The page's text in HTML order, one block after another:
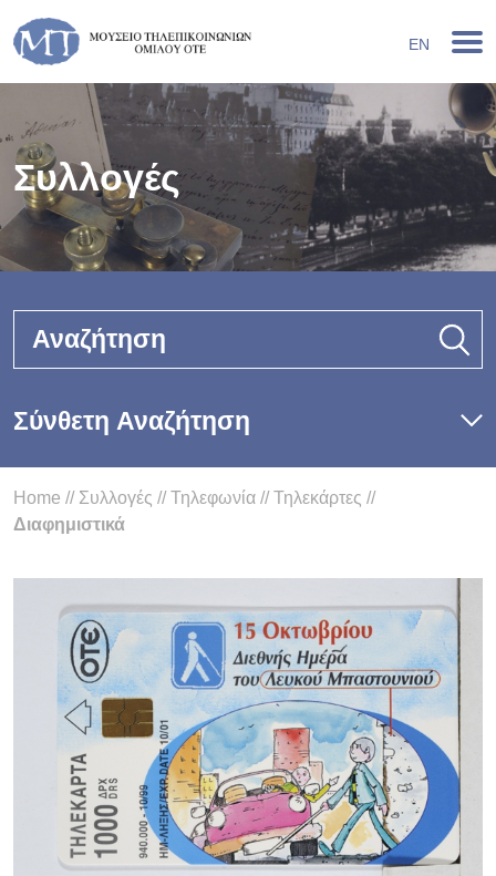
EN
Συλλογές
Αναζήτηση
Σύνθετη Αναζήτηση
Home // Συλλογές //Τηλεφωνία //Τηλεκάρτες //
Διαφημιστικά